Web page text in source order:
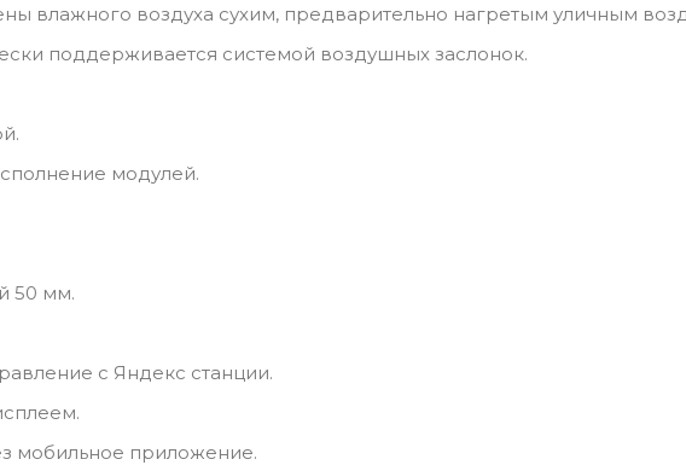
влажного воздуха сухим, предварительно нагретым уличным
поддерживается системой воздушных заслонок.
модулей.
50 мм.
с Яндекс станции.
мобильное приложение.